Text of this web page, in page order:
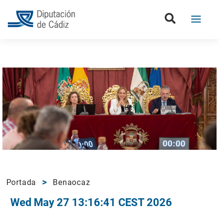
Portada Benaocaz
Wed May 27 13:16:41 CEST 2026